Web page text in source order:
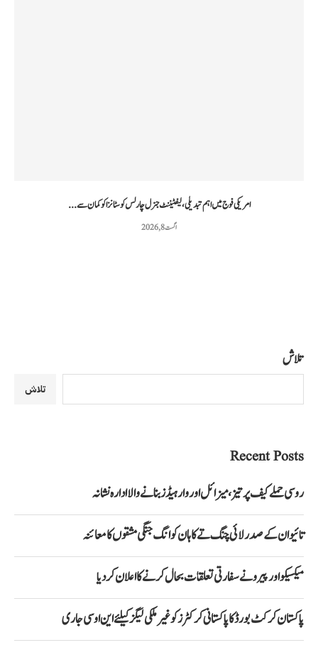
امریکی فوج میں اہم تبدیلی، لیفٹیننٹ جنرل چارلس کوسٹانزا کو کمان سے...
اگست 8, 2026
تلاش
تلاش
Recent Posts
روسی حملے کیف پر تیز، میزائل اور وار ہیڈز بنانے والا ادارہ نشانہ
تائیوان کے صدر لائی چنگ تے کا ہان کوانگ جنگی مشقوں کا معائنہ
میکسیکو اور پیرو نے سفارتی تعلقات بحال کرنے کا اعلان کر دیا
پاکستان کرکٹ بورڈ کا پاکستانی کرکٹرز کو غیر ملکی لیگز کیلئے این او سی جاری